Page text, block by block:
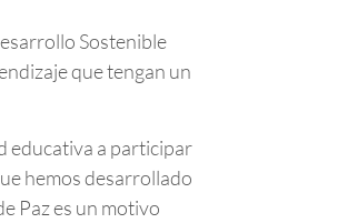
Sostenible
que tengan un
educativa a participar
hemos desarrollado
Paz es un motivo